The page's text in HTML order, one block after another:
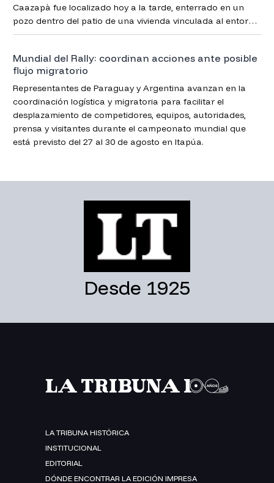
Caazapà fue localizado hoy a la tarde, enterrado en un
pozo dentro del patio de una vivienda vinculada al entorno
del principal sospechoso
Mundial del Rally: coordinan acciones ante posible
flujo migratorio
Representantes de Paraguay y Argentina avanzan en la
coordinación logística y migratoria para facilitar el
desplazamiento de competidores, equipos, autoridades,
prensa y visitantes durante el campeonato mundial que
está previsto del 27 al 30 de agosto en Itapúa.
Desde 1925
LA TRIBUNA HISTÓRICA
INSTITUCIONAL
EDITORIAL
DÓNDE ENCONTRAR LA EDICIÓN IMPRESA